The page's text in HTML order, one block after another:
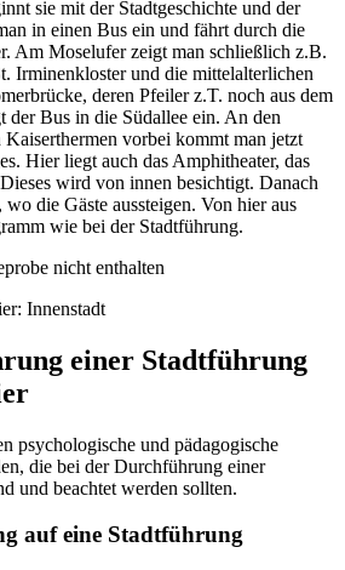
sie mit der Stadtgeschichte und der
in einen Bus ein und fährt durch die
Am Moselufer zeigt man schließlich z.B.
Irminenkloster und die mittelalterlichen
deren Pfeiler z.T. noch aus dem
der Bus in die Südallee ein. An den
Kaiserthermen vorbei kommt man jetzt
Hier liegt auch das Amphitheater, das
wird von innen besichtigt. Danach
die Gäste aussteigen. Von hier aus
wie bei der Stadtführung.
nicht enthalten
Innenstadt
einer Stadtführung
psychologische und pädagogische
die bei der Durchführung einer
und beachtet werden sollten.
auf eine Stadtführung